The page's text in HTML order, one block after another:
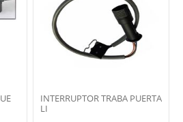
INTERRUPTOR TRABA PUERTA
LI